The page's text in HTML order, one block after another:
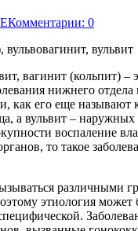
Комментарии: 0
вагинит (кольпит) –
нижнего
как его еще называют
а вульвит – наружных
воспаление
то такое
различными
этиология может